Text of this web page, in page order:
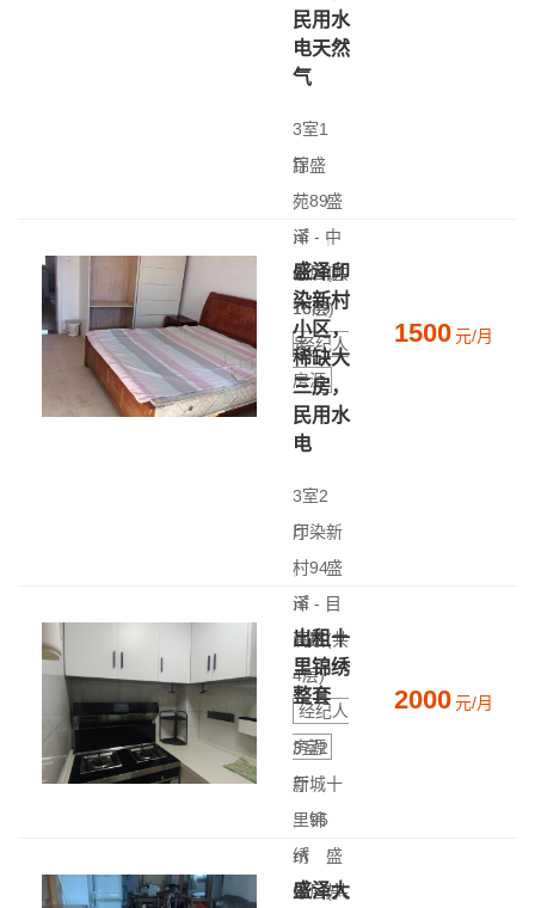
民用水
电天然
气
3室1
厅
|
89
㎡
|
低层(共
18层)
经纪人
房源
锦盛
苑
盛
泽 - 中
心大道
1689
号
盛泽印
染新村
小区，
稀缺大
三房，
民用水
电
3室2
厅
|
94
㎡
|
高层(共
4层)
经纪人
房源
印染新
村
盛
泽 - 目
澜路
1500元/月
出租十
里锦绣
整套
3室2
厅
|
95
㎡
|
中层(共
新城十
里锦
绣
盛
泽 - 苏
2000元/月
盛泽大